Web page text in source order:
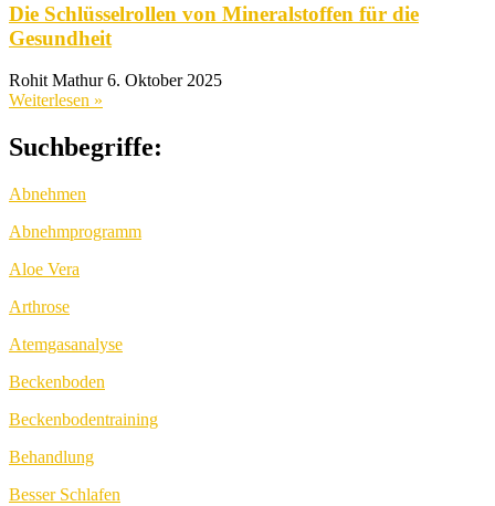
Die Schlüsselrollen von Mineralstoffen für die
Gesundheit
Rohit Mathur6. Oktober 2025
Weiterlesen »
Suchbegriffe:
Abnehmen
Abnehmprogramm
Aloe Vera
Arthrose
Atemgasanalyse
Beckenboden
Beckenbodentraining
Behandlung
Besser Schlafen